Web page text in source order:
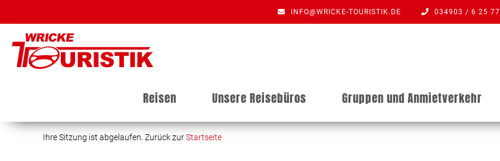
INFO@WRICKE-TOURISTIK.DE 034903 / 6 25 77
Reisen Unsere Reisebüros Gruppen und Anmietverkehr
Ihre Sitzung ist abgelaufen. Zurück zurStartseite